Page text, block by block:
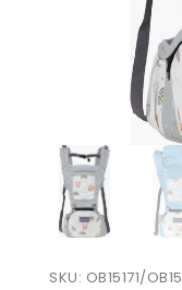
SKU: OB15171/